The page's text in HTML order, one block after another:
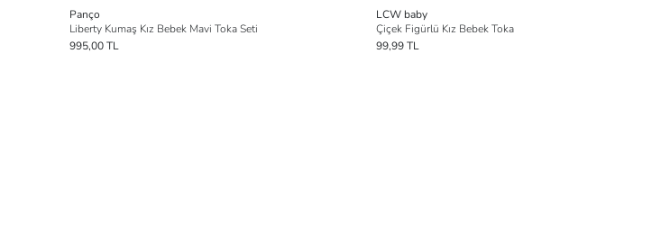
Panço
Liberty Kumaş Kız Bebek Mavi Toka Seti
995,00 TL
LCW baby
Çiçek Figürlü Kız Bebek Toka
99,99 TL